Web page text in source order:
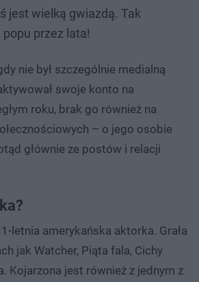
jest wielką gwiazdą. Tak
popu przez lata!
nie był szczególnie medialną
swoje konto na
roku, brak go również na
– o jego osobie
głównie ze postów i relacji
letnia amerykańska aktorka. Grała
jak Watcher, Piąta fala, Cichy
Kojarzona jest również z jednym z